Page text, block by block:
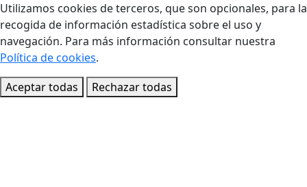
Utilizamos cookies de terceros, que son opcionales, para la
recogida de información estadística sobre el uso y
navegación. Para más información consultar nuestra
Política de cookies.
Aceptar todas
Rechazar todas